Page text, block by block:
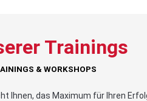
Trainings
& WORKSHOPS
Ihnen, das Maximum für Ihren